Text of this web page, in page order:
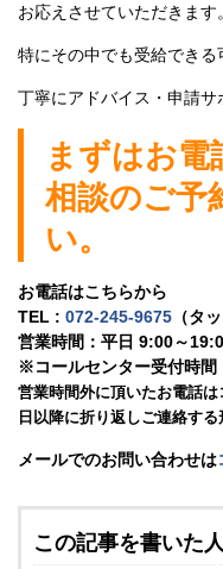
お応えさせていただきます。
特にその中でも受給でき
丁寧にアドバイス・申請サ
まずはお電
相談のご予
い。
お電話はこちらから
TEL : 072-245-9675 （タ
営業時間：平日 9:00～
※コールセンター受付時間
営業時間外に頂いたお電話
日以降に折り返しご連絡する
メールでのお問い合わせは
この記事を書いた人